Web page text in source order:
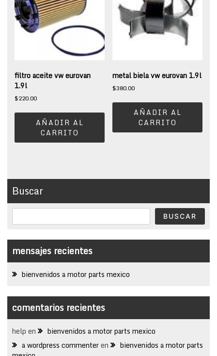
filtro aceite vw eurovan
1.9l
$220.00
AÑADIR AL
CARRITO
metal biela vw eurovan 1.9l
$380.00
AÑADIR AL
CARRITO
Buscar
BUSCAR
mensajes recientes
bienvenidos a motor parts mexico
comentarios recientes
help en
bienvenidos a motor parts mexico
a wordpress commenteren
bienvenidos a motor parts